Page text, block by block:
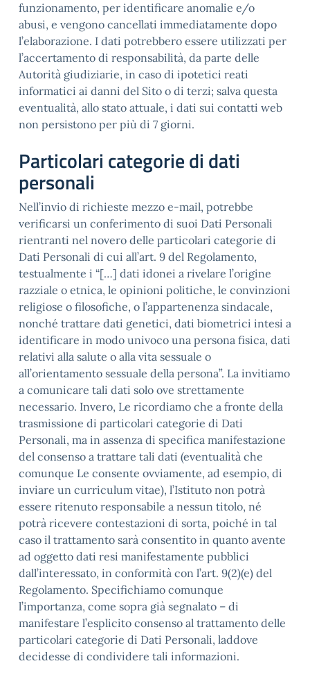
funzionamento, per identificare anomalie e/o
abusi, e vengono cancellati immediatamente dopo
l’elaborazione. I dati potrebbero essere utilizzati per
l’accertamento di responsabilità, da parte delle
Autorità giudiziarie, in caso di ipotetici reati
informatici ai danni del Sito o di terzi; salva questa
eventualità, allo stato attuale, i dati sui contatti web
non persistono per più di 7 giorni.
Particolari categorie di dati
personali
Nell’invio di richieste mezzo e-mail, potrebbe
verificarsi un conferimento di suoi Dati Personali
rientranti nel novero delle particolari categorie di
Dati Personali di cui all’art. 9 del Regolamento,
testualmente i “[…] dati idonei a rivelare l’origine
razziale o etnica, le opinioni politiche, le convinzioni
religiose o filosofiche, o l’appartenenza sindacale,
nonché trattare dati genetici, dati biometrici intesi a
identificare in modo univoco una persona fisica, dati
relativi alla salute o alla vita sessuale o
all’orientamento sessuale della persona”. La invitiamo
a comunicare tali dati solo ove strettamente
necessario. Invero, Le ricordiamo che a fronte della
trasmissione di particolari categorie di Dati
Personali, ma in assenza di specifica manifestazione
del consenso a trattare tali dati (eventualità che
comunque Le consente ovviamente, ad esempio, di
inviare un curriculum vitae), l’Istituto non potrà
essere ritenuto responsabile a nessun titolo, né
potrà ricevere contestazioni di sorta, poiché in tal
caso il trattamento sarà consentito in quanto avente
ad oggetto dati resi manifestamente pubblici
dall’interessato, in conformità con l’art. 9(2)(e) del
Regolamento. Specifichiamo comunque
l’importanza, come sopra già segnalato – di
manifestare l’esplicito consenso al trattamento delle
particolari categorie di Dati Personali, laddove
decidesse di condividere tali informazioni.